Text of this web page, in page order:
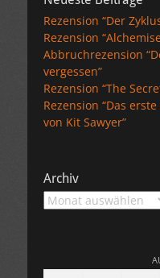
Rezension “Der
Rezension
Abbruchrezension
vergessen”
Rezension “The
Rezension “Das
von Kit Sawyer”
Archiv
Archiv